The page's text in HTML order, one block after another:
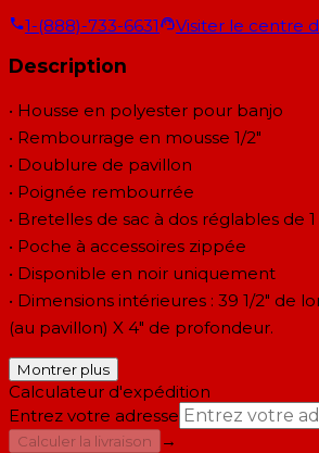
1-(888)-733-6631
Visiter le centre
Description
• Housse en polyester pour banjo
• Rembourrage en mousse 1/2"
• Doublure de pavillon
• Poignée rembourrée
• Bretelles de sac à dos réglables de 1
• Poche à accessoires zippée
• Disponible en noir uniquement
• Dimensions intérieures : 39 1/2" de
(au pavillon) X 4" de profondeur.
Montrer plus
Calculateur d'expédition
Entrez votre adresse
Calculer la livraison
→